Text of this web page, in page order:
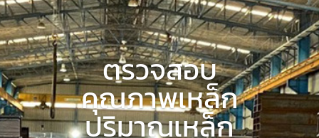
ตรวจสอบ
คุณภาพเหล็ก
ปริมาณเหล็ก